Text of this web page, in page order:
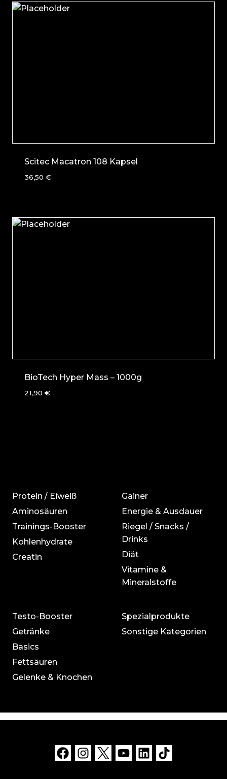
Scitec Macatron 108 Kapsel
36,50 €
BioTech Hyper Mass – 1000g
21,90 €
Protein / Eiweiß
Aminosäuren
Trainings-Booster
Kohlenhydrate
Creatin
Gainer
Energie & Ausdauer
Riegel / Snacks /
Drinks
Diät
Vitamine &
Mineralstoffe
Testo-Booster
Getränke
Basics
Fettsäuren
Gelenke & Knochen
Spezialprodukte
Sonstige Kategorien